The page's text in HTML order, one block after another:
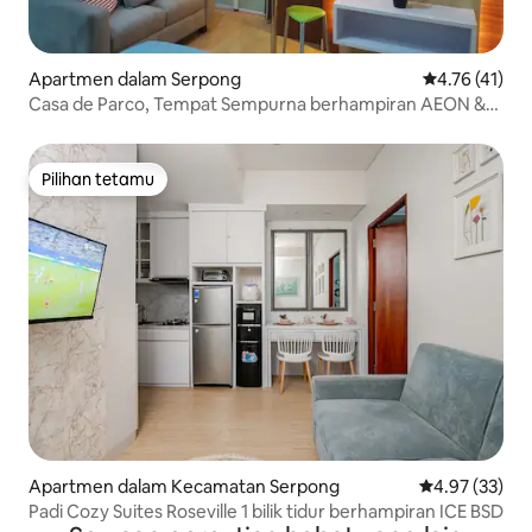
Apartmen dalam Serpong Penarafan
4.76 (41)
Casa de Parco, Tempat Sempurna berhampiran AEON &
Pilihan tetamu
Pilihan tetamu
Apartmen dalam Kecamatan Serpong Penarafan
4.97 (33)
Padi Cozy Suites Roseville 1 bilik tidur berhampiran ICE BSD